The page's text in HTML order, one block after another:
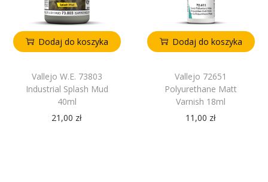
Dodaj do koszyka
Vallejo W.E. 73803
Industrial Splash Mud
40ml
21,00 zł
Dodaj do koszyka
Vallejo 72651
Polyurethane Matt
Varnish 18ml
11,00 zł